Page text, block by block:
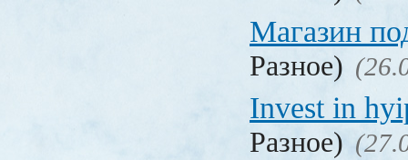
Магазин
Разное)
Invest in
Разное)